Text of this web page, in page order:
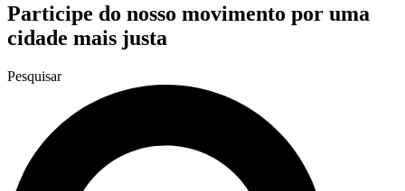
Participe do nosso movimento por uma
cidade mais justa
Pesquisar